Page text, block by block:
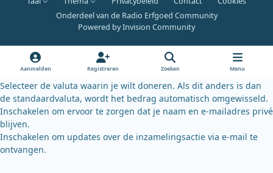
c
e
o
k
u
b
u
k
y
Onderdeel van de Radio Erfgoed Community
Powered byInvision Community
Aanmelden Registreren Zoeken Menu
Selecteer de valuta waarin je wilt doneren. Als dit anders is dan
de standaardvaluta, wordt het bedrag automatisch omgewisseld.
Inschakelen om ervoor te zorgen dat je naam en e-mailadres privé
blijven.
Inschakelen om updates over de inzamelingsactie via e-mail te
ontvangen.